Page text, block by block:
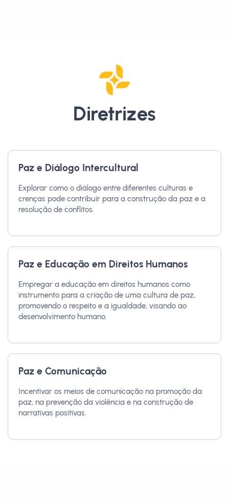
Diretrizes
Paz e Diálogo Intercultural
Explorar como o diálogo entre diferentes culturas e
crenças pode contribuir para a construção da paz e a
resolução de conflitos.
Paz e Educação em Direitos Humanos
Empregar a educação em direitos humanos como
instrumento para a criação de uma cultura de paz,
promovendo o respeito e a igualdade, visando ao
desenvolvimento humano.
Paz e Comunicação
Incentivar os meios de comunicação na promoção da
paz, na prevenção da violência e na construção de
narrativas positivas.